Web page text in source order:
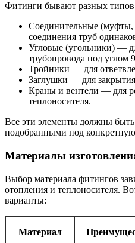
Фитинги бывают разных
Соединительные
соединения труб
Угловые (угольники) —
трубопровода под углом
Тройники — для
Заглушки — для
Краны и вентели — для
теплоносителя.
Все эти элементы должны
подобранными под конкретную
Материалы
Выбор материала фитингов
отопления и теплоносителя.
варианты:
Материал